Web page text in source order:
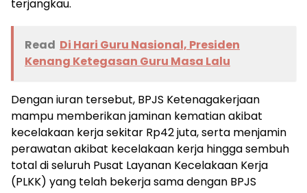
terjangkau.
Read Di Hari Guru Nasional, Presiden
Kenang Ketegasan Guru Masa Lalu
Dengan iuran tersebut, BPJS Ketenagakerjaan
mampu memberikan jaminan kematian akibat
kecelakaan kerja sekitar Rp42 juta, serta menjamin
perawatan akibat kecelakaan kerja hingga sembuh
total di seluruh Pusat Layanan Kecelakaan Kerja
(PLKK) yang telah bekerja sama dengan BPJS